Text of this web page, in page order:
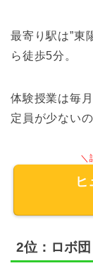
最寄り駅は”東
ら徒歩5分。
体験授業は毎
定員が少ない
＼
ヒ
2位：ロボ